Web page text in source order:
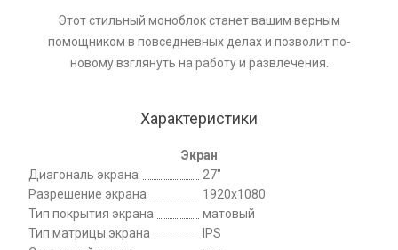
Этот стильный моноблок станет вашим верным
помощником в повседневных делах и позволит по-
новому взглянуть на работу и развлечения.
Характеристики
Экран
Диагональ экрана
27"
Разрешение экрана
1920x1080
Тип покрытия экрана
матовый
Тип матрицы экрана
IPS